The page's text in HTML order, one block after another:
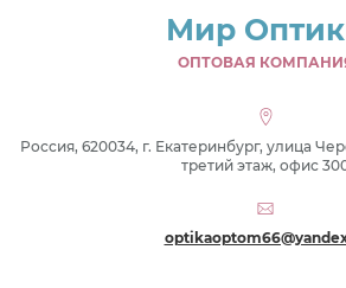
Мир
ОПТОВАЯ
Россия, 620034, г. Екатеринбург, улица
третий этаж, офис